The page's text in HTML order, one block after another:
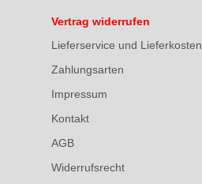
Vertrag widerrufen
Lieferservice und Lieferkosten
Zahlungsarten
Impressum
Kontakt
AGB
Widerrufsrecht